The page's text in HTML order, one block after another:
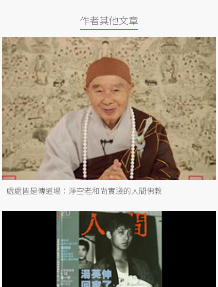
作者其他文章
處處皆是傳道場：淨空老和尚實踐的人間佛教